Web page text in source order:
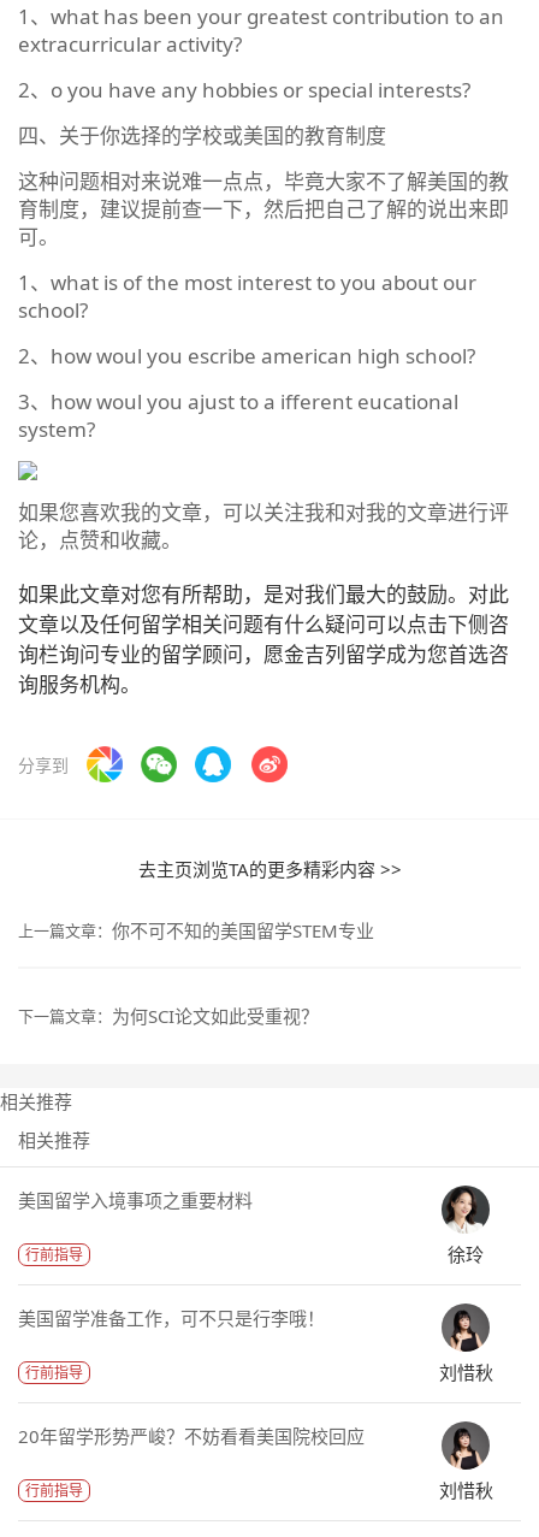
1、what has been your greatest contribution to an
extracurricular activity?
2、o you have any hobbies or special interests?
四、关于你选择的学校或美国的教育制度
这种问题相对来说难一点点，毕竟大家不了解美国的教
育制度，建议提前查一下，然后把自己了解的说出来即
可。
1、what is of the most interest to you about our
school?
2、how woul you escribe american high school?
3、how woul you ajust to a ifferent eucational
system?
如果您喜欢我的文章，可以关注我和对我的文章进行评
论，点赞和收藏。
如果此文章对您有所帮助，是对我们最大的鼓励。对此
文章以及任何留学相关问题有什么疑问可以点击下侧咨
询栏询问专业的留学顾问，愿金吉列留学成为您首选咨
询服务机构。
分享到
去主页浏览TA的更多精彩内容 >>
上一篇文章： 你不可不知的美国留学STEM专业
下一篇文章： 为何SCI论文如此受重视？
相关推荐
相关推荐
美国留学入境事项之重要材料
行前指导 徐玲
美国留学准备工作，可不只是行李哦！
行前指导 刘惜秋
20年留学形势严峻？不妨看看美国院校回应
行前指导 刘惜秋